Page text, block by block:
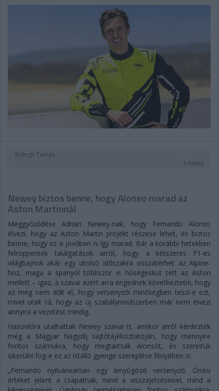
Balogh Tamás
3 napja
Newey biztos benne, hogy Alonso marad az
Aston Martinnál
Meggyőződése Adrian Newey-nak, hogy Fernando Alonso
élvezi, hogy az Aston Martin projekt részese lehet, és biztos
benne, hogy ez a jövőben is így marad. Bár a korábbi hetekben
felröppentek találgatások arról, hogy a kétszeres F1-es
világbajnok akár egy utolsó időszakra visszatérhet az Alpine-
hoz, maga a spanyol többször is hűségesküt tett az Aston
mellett – igaz, a szavai azért arra engednek következtetni, hogy
az még nem dőlt el, hogy versenyzői minőségben teszi-e ezt,
mivel utalt rá, hogy az új szabályrendszerben már nem élvezi
annyira a vezetést mindig.
Hasonlóra utalhattak Newey szavai is, amikor arról kérdezték
még a Magyar Nagydíj sajtótájékoztatóján, hogy mennyire
fontos számukra, hogy megtartsák Alonsót, és szerintük
sikerülni fog-e ez az istálló gyenge szereplése fényében is:
„Fernando nyilvánvalóan egy lenyűgöző versenyző. Óriási
értéket jelent a csapatnak, mind a visszajelzéseivel, mind a